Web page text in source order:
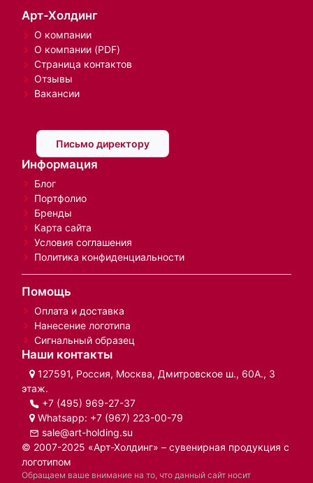
Арт-Холдинг
О компании
О компании (PDF)
Страница контактов
Отзывы
Вакансии
Письмо директору
Информация
Блог
Портфолио
Бренды
Карта сайта
Условия соглашения
Политика конфиденциальности
Помощь
Оплата и доставка
Нанесение логотипа
Сигнальный образец
Наши контакты
127591, Россия, Москва, Дмитровское ш., 60А., 3
этаж.
+7 (495) 969-27-37
Whatsapp: +7 (967) 223-00-79
sale@art-holding.su
© 2007-2025 «Арт-Холдинг» – сувенирная продукция с
логотипом
Обращаем ваше внимание на то, что данный сайт носит